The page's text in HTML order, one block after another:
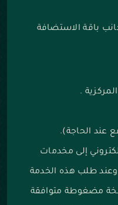
باقة الاستضافة
.
عند الحاجة).
إلى مخدمات
طلب هذه الخدمة
مضغوطة متوافقة